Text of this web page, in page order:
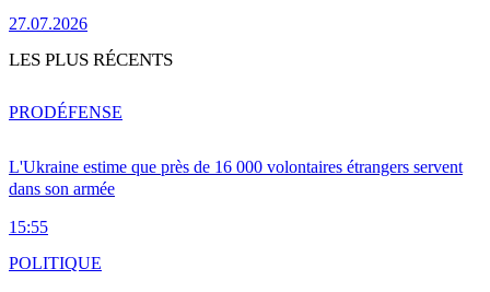
27.07.2026
LES PLUS RÉCENTS
L'Ukraine estime que près de 16 000 volontaires étrangers servent
dans son armée
15:55
PRODÉFENSE
POLITIQUE